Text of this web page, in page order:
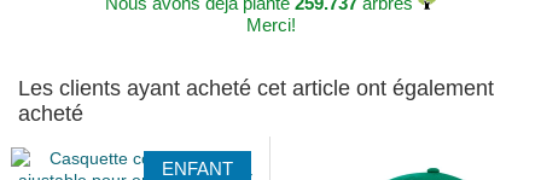
Merci!
Les clients ayant acheté cet article ont également
acheté
ENFANT